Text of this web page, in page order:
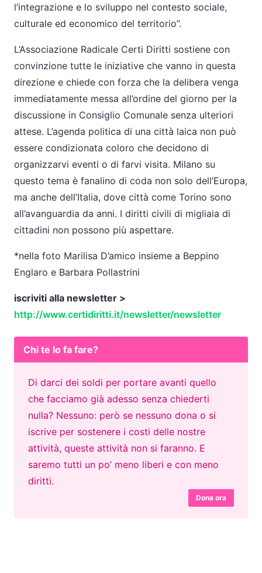
l’integrazione e lo sviluppo nel contesto sociale,
culturale ed economico del territorio”.
L’Associazione Radicale Certi Diritti sostiene con
convinzione tutte le iniziative che vanno in questa
direzione e chiede con forza che la delibera venga
immediatamente messa all’ordine del giorno per la
discussione in Consiglio Comunale senza ulteriori
attese. L’agenda politica di una città laica non può
essere condizionata coloro che decidono di
organizzarvi eventi o di farvi visita. Milano su
questo tema è fanalino di coda non solo dell’Europa,
ma anche dell’Italia, dove città come Torino sono
all’avanguardia da anni. I diritti civili di migliaia di
cittadini non possono più aspettare.
*nella foto Marilisa D’amico insieme a Beppino
Englaro e Barbara Pollastrini
iscriviti alla newsletter >
http://www.certidiritti.it/newsletter/newsletter
Chi te lo fa fare?
Di darci dei soldi per portare avanti quello
che facciamo già adesso senza chiederti
nulla? Nessuno: però se nessuno dona o si
iscrive per sostenere i costi delle nostre
attività, queste attività non si faranno. E
saremo tutti un po’ meno liberi e con meno
diritti.
Dona ora